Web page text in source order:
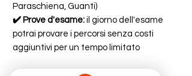
Paraschiena, Guanti)
✔️ Prove d'esame: il giorno dell'esame
potrai provare i percorsi senza costi
aggiuntivi per un tempo limitato